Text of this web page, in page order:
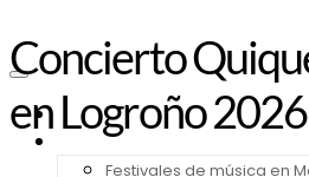
Noticias
Festivales 2026
Festivales de música en
Concierto
en Logroño 2026